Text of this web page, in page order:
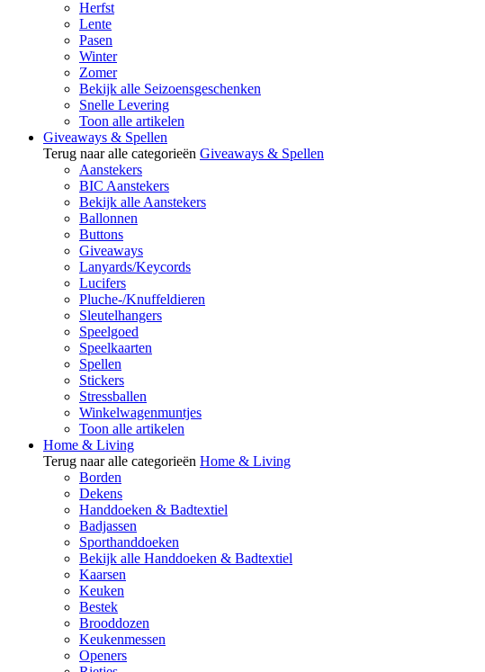
Herfst
Lente
Pasen
Winter
Zomer
Bekijk alle Seizoensgeschenken
Snelle Levering
Toon alle artikelen
Giveaways & Spellen
Terug naar alle categorieën Giveaways & Spellen
Aanstekers
BIC Aanstekers
Bekijk alle Aanstekers
Ballonnen
Buttons
Giveaways
Lanyards/Keycords
Lucifers
Pluche-/Knuffeldieren
Sleutelhangers
Speelgoed
Speelkaarten
Spellen
Stickers
Stressballen
Winkelwagenmuntjes
Toon alle artikelen
Home & Living
Terug naar alle categorieën Home & Living
Borden
Dekens
Handdoeken & Badtextiel
Badjassen
Sporthanddoeken
Bekijk alle Handdoeken & Badtextiel
Kaarsen
Keuken
Bestek
Brooddozen
Keukenmessen
Openers